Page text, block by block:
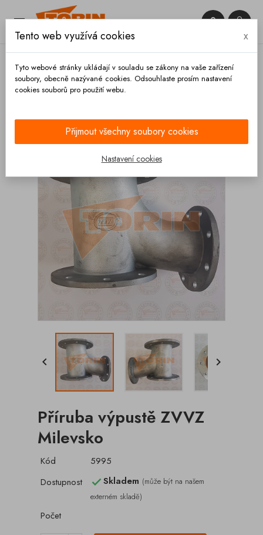
 

 
Příruba výpustě ZVVZ
Milevsko
Kód
5995
Dostupnost
Skladem (může být na našem
externém skladě)
Počet
Tento web využívá cookies x
Tyto webové stránky ukládají v souladu se zákony na vaše zařízení
soubory, obecně nazývané cookies. Odsouhlaste prosím nastavení
cookies souborů pro použití webu.
Přijmout všechny soubory cookies
Nastavení cookies